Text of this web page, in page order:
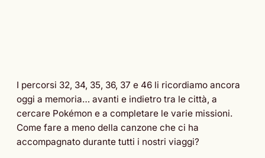
I percorsi 32, 34, 35, 36, 37 e 46 li ricordiamo ancora
oggi a memoria… avanti e indietro tra le città, a
cercare Pokémon e a completare le varie missioni.
Come fare a meno della canzone che ci ha
accompagnato durante tutti i nostri viaggi?